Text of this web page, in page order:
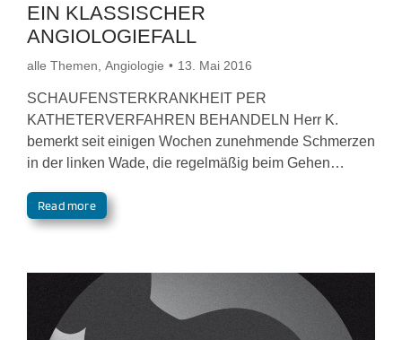
EIN KLASSISCHER
ANGIOLOGIEFALL
alle Themen Angiologie 13. Mai 2016
SCHAUFENSTERKRANKHEIT PER
KATHETERVERFAHREN BEHANDELN Herr K.
bemerkt seit einigen Wochen zunehmende Schmerzen
in der linken Wade, die regelmäßig beim Gehen…
Read more